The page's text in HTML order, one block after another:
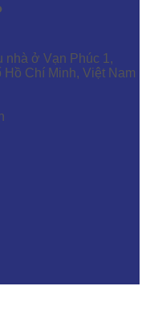
ở Vạn Phúc 1,
Chí Minh, Việt Nam